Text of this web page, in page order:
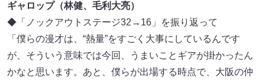
ギャロップ（林健、毛利大亮）
◆「ノックアウトステージ32→16」を振り返って
「僕らの漫才は、“熱量”をすごく大事にしているんです
が、そういう意味では今回、うまいことギアが掛かったん
かなと思います。あと、僕らが出場する時点で、大阪の仲